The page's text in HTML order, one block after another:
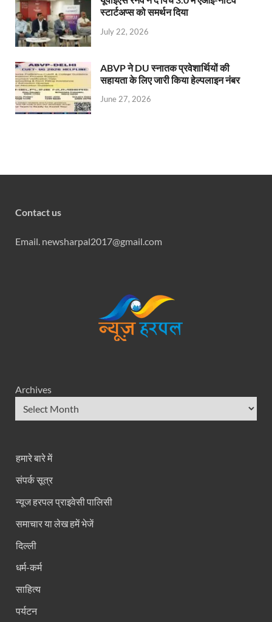
स्टार्टअप्स को समर्थन दिया
July 22, 2026
ABVP ने DU स्नातक प्रवेशार्थियों की
सहायता के लिए जारी किया हेल्पलाइन नंबर
June 27, 2026
Contact us
Email. newsharpal2017@gmail.com
Archives
हमारे बारे में
संपर्क सूत्र
न्यूज हरपल प्राइवेसी पालिसी
समाचार या लेख हमें भेजें
दिल्ली
धर्म-कर्म
साहित्य
पर्यटन